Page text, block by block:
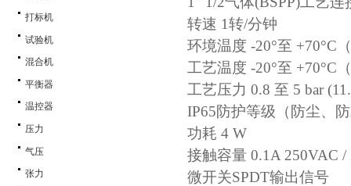
打标机
试验机
混合机
平衡器
温控器
压力
气压
张力
转速 1转/分钟
环境温度 -20°至 +70°C
工艺温度 -20°至 +70°C
工艺压力 0.8 至 5 bar
IP65防护等级（防尘、
功耗 4 W
接触容量 0.1A 250VAC /
微开关SPDT输出信号